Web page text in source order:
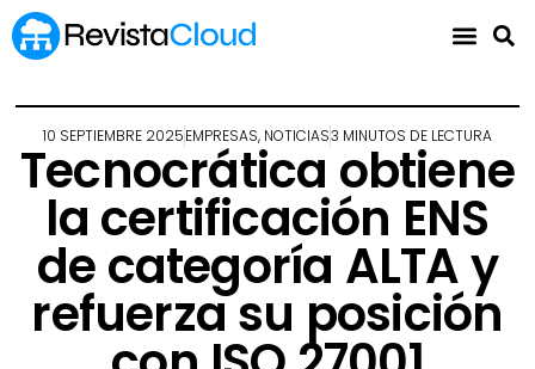
10 SEPTIEMBRE 2025EMPRESAS, NOTICIAS3 MINUTOS DE LECTURA
Tecnocrática obtiene
la certificación ENS
de categoría ALTA y
refuerza su posición